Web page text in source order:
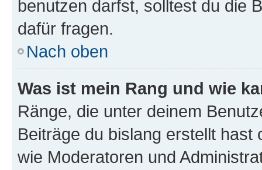
benutzen darfst, solltest du die
dafür fragen.
Nach oben
Was ist mein Rang und wie
Ränge, die unter deinem
Beiträge du bislang erstellt
wie Moderatoren und